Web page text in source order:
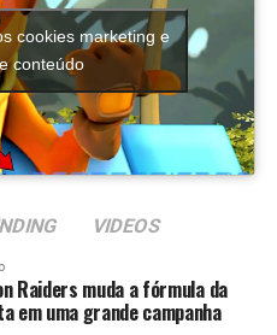
a experiência muito
da época.
é uma excelente
clássicos dos jogos de
muito longa, mas entrega
desse gênero que marcou
cookies marketing e
conteúdo
VIDEOS
Raiders muda a fórmula da
em uma grande campanha